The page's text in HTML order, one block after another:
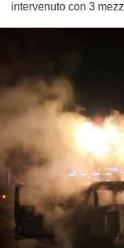
intervenuto con 3